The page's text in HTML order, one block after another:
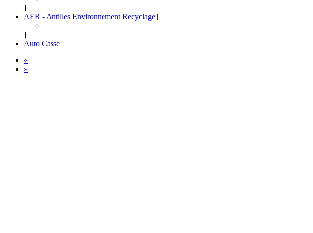
]
AER - Antilles Environnement Recyclage [
]
Auto Casse
«
»